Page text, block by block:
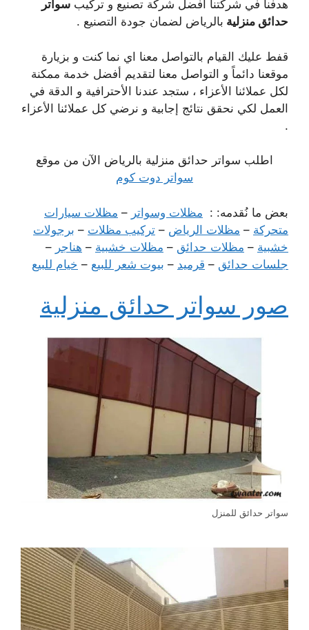
هدفنا في شركتنا أفضل شركة تصنيع و تركيب سواتر
حدائق منزلية بالرياض لضمان جودة التصنيع .
قفط عليك القيام بالتواصل معنا اي نما كنت و بزيارة
موقعنا دائماً و التواصل معنا لتقديم أفضل خدمة ممكنة
لكل عملائنا الأعزاء ، ستجد عندنا الأحترافية و الدقة في
العمل لكي نحقق نتائج إجابية و نرضي كل عملائنا الأعزاء
.
اطلب سواتر حدائق منزلية بالرياض الآن من موقع
سواتر دوت كوم
بعض ما نُقدمه: : مظلات وسواتر – مظلات سيارات
متحركة – مظلات الرياض – تركيب مظلات – برجولات
خشبية – مظلات حدائق – مظلات خشبية – هناجر –
جلسات حدائق – قرميد – بيوت شعر للبيع – خيام للبيع
صور سواتر حدائق منزلية
سواتر حدائق للمنزل